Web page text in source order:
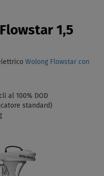
1,5
Wolong Flowstar con
al 100% DOD
standard)